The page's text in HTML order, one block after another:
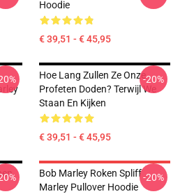
Hoodie
€ 39,51 - € 45,95
Hoe Lang Zullen Ze Onze
Profeten Doden? Terwijl We
Staan En Kijken
€ 39,51 - € 45,95
-20%
Bob Marley Roken Spliff
Marley Pullover Hoodie
-20%